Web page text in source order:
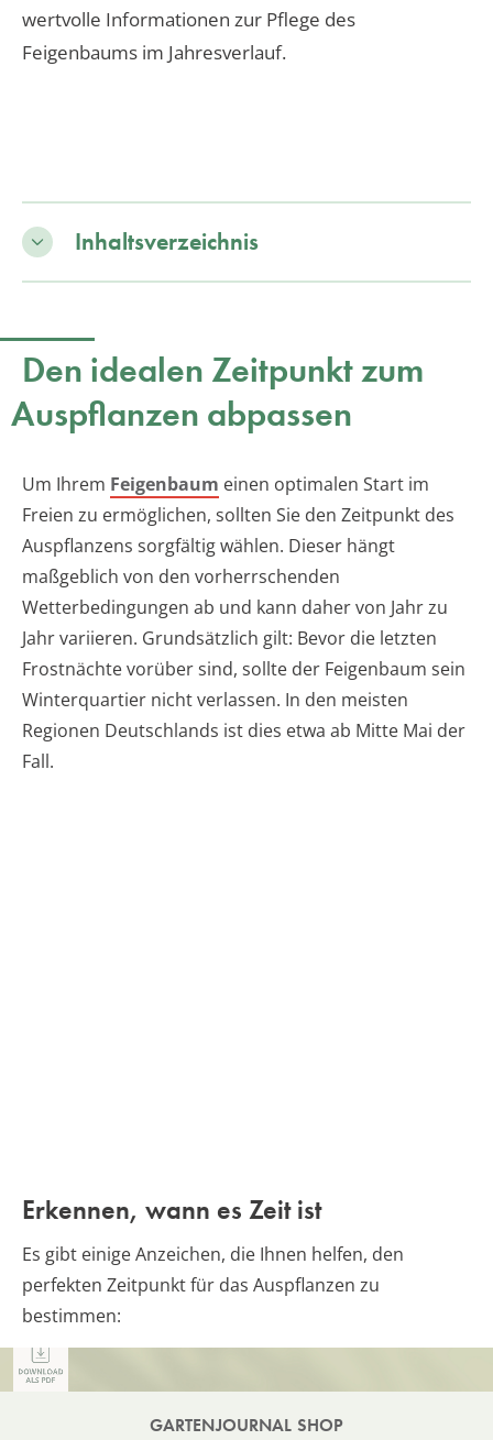
wertvolle Informationen zur Pflege des
Feigenbaums im Jahresverlauf.
Inhaltsverzeichnis
Den idealen Zeitpunkt zum
Auspflanzen abpassen
Um Ihrem Feigenbaum einen optimalen Start im
Freien zu ermöglichen, sollten Sie den Zeitpunkt des
Auspflanzens sorgfältig wählen. Dieser hängt
maßgeblich von den vorherrschenden
Wetterbedingungen ab und kann daher von Jahr zu
Jahr variieren. Grundsätzlich gilt: Bevor die letzten
Frostnächte vorüber sind, sollte der Feigenbaum sein
Winterquartier nicht verlassen. In den meisten
Regionen Deutschlands ist dies etwa ab Mitte Mai der
Fall.
Erkennen, wann es Zeit ist
Es gibt einige Anzeichen, die Ihnen helfen, den
perfekten Zeitpunkt für das Auspflanzen zu
bestimmen:
GARTENJOURNAL SHOP